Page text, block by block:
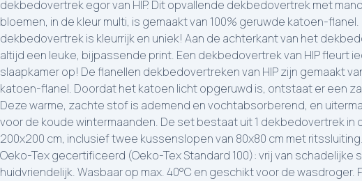
dekbedovertrek egor van HIP. Dit opvallende dekbedovertrek met
bloemen, in de kleur multi, is gemaakt van 100% geruwde katoen-flanel.
dekbedovertrek is kleurrijk en uniek! Aan de achterkant van het
altijd een leuke, bijpassende print. Een dekbedovertrek van HIP fleurt
slaapkamer op! De flanellen dekbedovertreken van HIP zijn gemaakt
katoen-flanel. Doordat het katoen licht opgeruwd is, ontstaat er een
Deze warme, zachte stof is ademend en vochtabsorberend, en
voor de koude wintermaanden. De set bestaat uit 1 dekbedovertrek in
200x200 cm, inclusief twee kussenslopen van 80x80 cm met
Oeko-Tex gecertificeerd (Oeko-Tex Standard 100): vrij van schadelijke
huidvriendelijk. Wasbaar op max. 40°C en geschikt voor de wasdroger.